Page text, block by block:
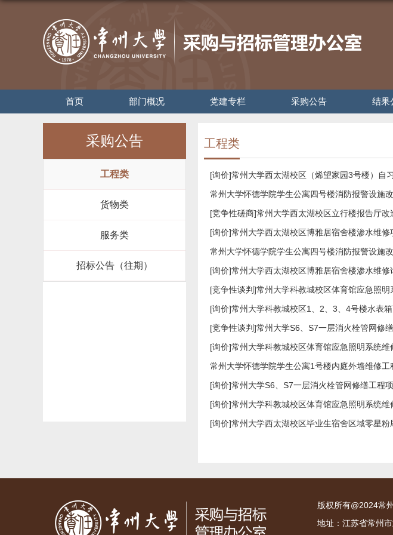
首页 部门概况 党建专栏 采购公告 结果
采购公告
工程类
货物类
服务类
招标公告（往期）
工程类
[询价]常州大学西太湖校区（烯望家园3号楼）自
常州大学怀德学院学生公寓四号楼消防报警设施
[竞争性磋商]常州大学西太湖校区立行楼报告厅改
[询价]常州大学西太湖校区博雅居宿舍楼渗水维修
常州大学怀德学院学生公寓四号楼消防报警设施
[询价]常州大学西太湖校区博雅居宿舍楼渗水维修
[竞争性谈判]常州大学科教城校区体育馆应急照明
[询价]常州大学科教城校区1、2、3、4号楼水表
[竞争性谈判]常州大学S6、S7一层消火栓管网修
[询价]常州大学科教城校区体育馆应急照明系统维
常州大学怀德学院学生公寓1号楼内庭外墙维修工
[询价]常州大学S6、S7一层消火栓管网修缮工程
[询价]常州大学科教城校区体育馆应急照明系统维
[询价]常州大学西太湖校区毕业生宿舍区域零星粉
版权所有@2024常
地址：江苏省常州